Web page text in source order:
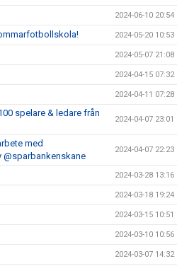
2024-06-10 20:54
2024-05-20 10:53
2024-05-07 21:08
2024-04-15 07:32
2024-04-11 07:28
spelare & ledare från
2024-04-07 23:01
med
2024-04-07 22:23
2024-03-28 13:16
2024-03-18 19:24
2024-03-15 10:51
2024-03-10 10:56
2024-03-07 14:32